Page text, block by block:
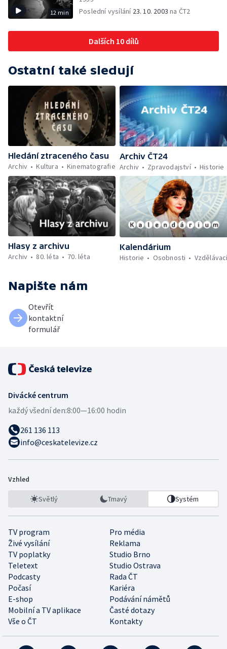
12 min
Poslední vysílání 23. 10. 2003 na ČT2
Dalších 10 dílů
Ostatní také sledují
Hledání ztraceného času
Archiv
Kultura Kinematografie
Archiv ČT24
Archiv
Zpravodajství Historie
Hlasy z archivu
Archiv
80. léta 70. léta
Kalendárium
Historie
Osobnosti
Napište nám
Otevřít
kontaktní
formulář
Divácké centrum
každý všední den:8:00—16:00 hodin
261 136 113
info@ceskatelevize.cz
Vzhled
Světlý Tmavý Systém
TV program
Pro média
Živé vysílání
Reklama
TV poplatky
Studio Brno
Teletext
Studio Ostrava
Podcasty
Rada ČT
Počasí
Kariéra
E-shop
Podávání námětů
Mobilní a TV aplikace
Časté dotazy
Vše o ČT
Kontakty